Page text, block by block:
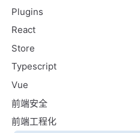
Plugins
React
Store
Typescript
Vue
前端安全
前端工程化